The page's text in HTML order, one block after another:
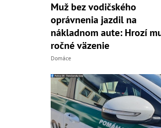
Muž bez vodičského
oprávnenia jazdil na
nákladnom aute: Hrozí
ročné väzenie
Domáce